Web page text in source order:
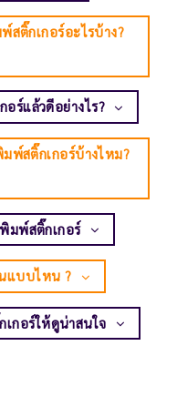
สติ๊กเกอร์อะไรบ้าง?
ร์แล้วดีอย่างไร?
พ์สติ๊กเกอร์บ้างไหม?
มพ์สติ๊กเกอร์
นแบบไหน ?
กอร์ให้ดูน่าสนใจ